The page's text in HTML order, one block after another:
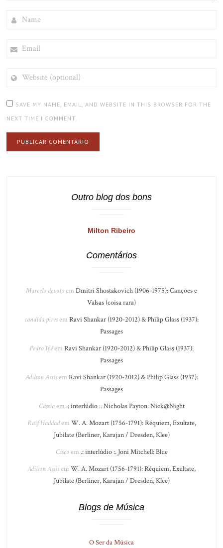
(OPTIONAL)
SAVE MY NAME, EMAIL, AND WEBSITE IN THIS BROWSER FOR THE
NEXT TIME I COMMENT.
Outro blog dos bons
Milton Ribeiro
Comentários
Marcelo devotoem Dmitri Shostakovich (1906-1975): Canções e
Valsas (coisa rara)
candida piresem Ravi Shankar (1920-2012) & Philip Glass (1937):
Passages
Pedro Ipêem Ravi Shankar (1920-2012) & Philip Glass (1937):
Passages
Adilson Assisem Ravi Shankar (1920-2012) & Philip Glass (1937):
Passages
Cássioem .: interlúdio :. Nicholas Payton: Nick@Night
Raif Haddadem W. A. Mozart (1756-1791): Réquiem, Exultate,
Jubilate (Berliner, Karajan / Dresden, Klee)
Ciscoem .: interlúdio :. Joni Mitchell: Blue
Adilson Assisem W. A. Mozart (1756-1791): Réquiem, Exultate,
Jubilate (Berliner, Karajan / Dresden, Klee)
Blogs de Música
O Ser da Música